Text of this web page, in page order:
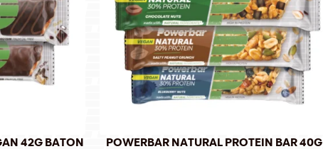
42G BATON
POWERBAR NATURAL PROTEIN BAR 40G